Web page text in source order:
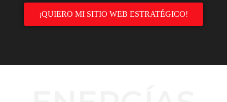
¡QUIERO MI SITIO WEB ESTRATÉGICO!